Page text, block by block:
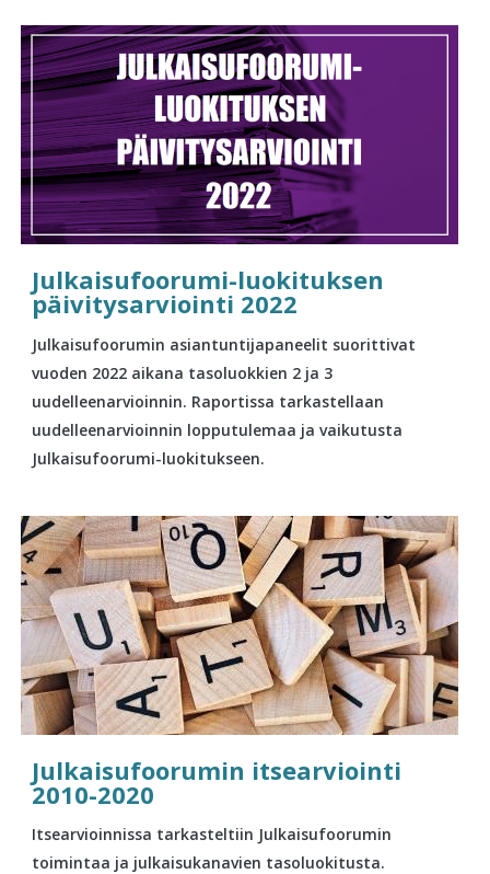
Julkaisufoorumi-luokituksen
päivitysarviointi 2022
Julkaisufoorumin asiantuntijapaneelit suorittivat
vuoden 2022 aikana tasoluokkien 2 ja 3
uudelleenarvioinnin. Raportissa tarkastellaan
uudelleenarvioinnin lopputulemaa ja vaikutusta
Julkaisufoorumi-luokitukseen.
Julkaisufoorumin itsearviointi
2010-2020
Itsearvioinnissa tarkasteltiin Julkaisufoorumin
toimintaa ja julkaisukanavien tasoluokitusta.